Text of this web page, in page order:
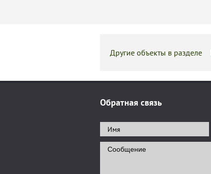
Другие объекты в разделе
Обратная связь